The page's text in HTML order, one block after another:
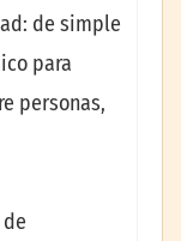
de simple
para
personas,